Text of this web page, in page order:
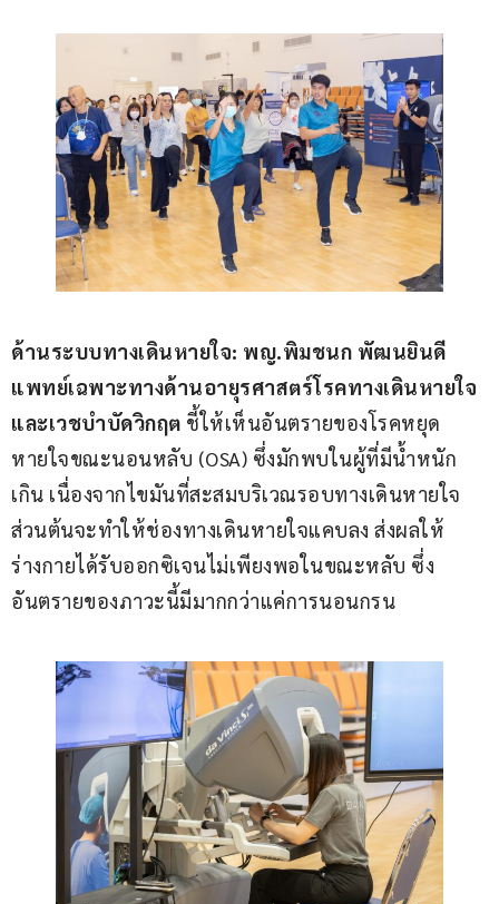
ด้านระบบทางเดินหายใจ: พญ.พิมชนก พัฒนยินดี
แพทย์เฉพาะทางด้านอายุรศาสตร์โรคทางเดินหายใจ
และเวชบำบัดวิกฤต ชี้ให้เห็นอันตรายของโรคหยุด
หายใจขณะนอนหลับ (OSA) ซึ่งมักพบในผู้ที่มีน้ำหนัก
เกิน เนื่องจากไขมันที่สะสมบริเวณรอบทางเดินหายใจ
ส่วนต้นจะทำให้ช่องทางเดินหายใจแคบลง ส่งผลให้
ร่างกายได้รับออกซิเจนไม่เพียงพอในขณะหลับ ซึ่ง
อันตรายของภาวะนี้มีมากกว่าแค่การนอนกรน